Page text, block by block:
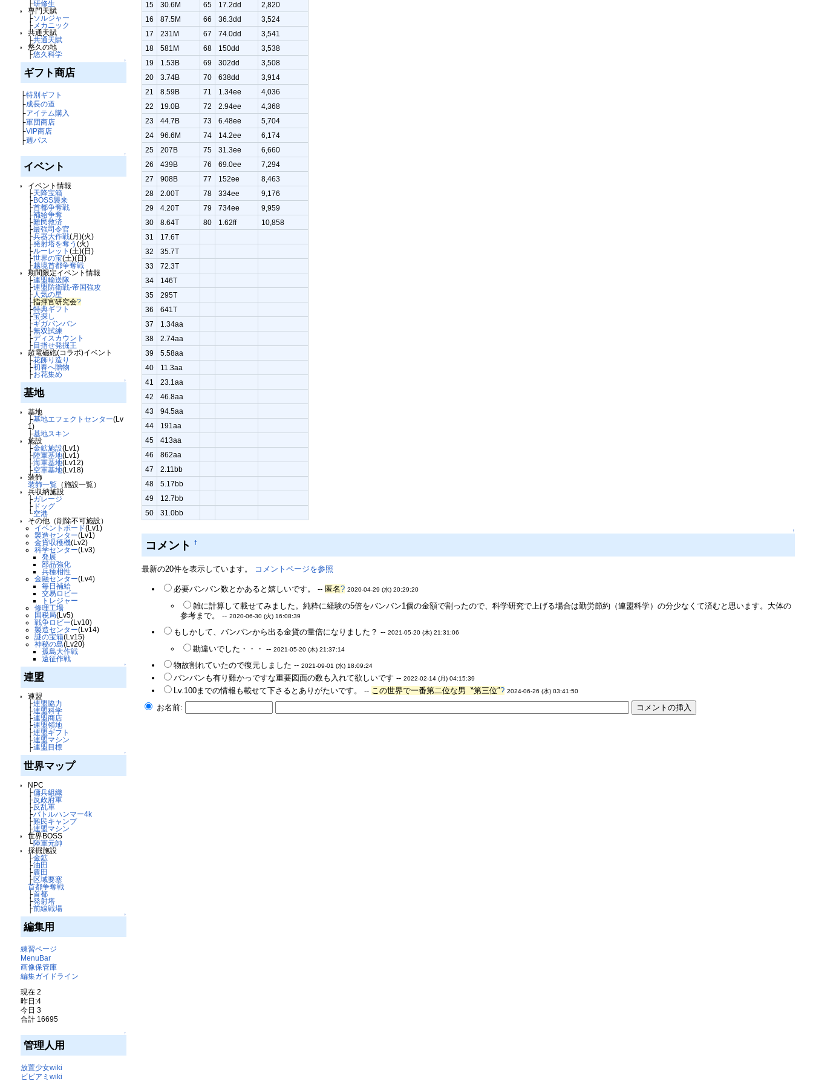
├研修生
専門天賦
├ソルジャー
├メカニック
共通天賦
├共通天賦
悠久の地
├悠久科学
↑
ギフト商店
├特別ギフト
├成長の道
├アイテム購入
├軍団商店
├VIP商店
├週パス
↑
イベント
イベント情報
├天降宝箱
├BOSS襲来
├首都争奪戦
├補給争奪
├難民救済
├最強司令官
├兵器大作戦(月)(火)
├発射塔を奪う (火)
├ルーレット (土)(日)
├世界の宝(土)(日)
├越境首都争奪戦
期間限定イベント情報
├連盟輸送隊
├連盟防衛戦-帝国強攻
├人気の星
├指揮官研究会?
├特典ギフト
├宝探し
├ギガバンバン
├無双試練
├ディスカウント
├目指せ発掘王
超電磁砲(コラボ)イベント
├花飾り造り
├初春へ贈物
├お花集め
↑
基地
基地
├基地エフェクトセンター(Lv
1)
├基地スキン
施設
├金鉱施設(Lv1)
├陸軍基地(Lv1)
├海軍基地(Lv12)
├空軍基地(Lv18)
装飾
装飾一覧（施設一覧）
兵収納施設
├ガレージ
├ドッグ
└空港
その他（削除不可施設）
イベントボード(Lv1)
製造センター(Lv1)
金貨収穫機(Lv2)
科学センター(Lv3)
発展
部品強化
兵種相性
金融センター(Lv4)
毎日補給
交易ロビー
トレジャー
修理工場
国税局(Lv5)
戦争ロビー(Lv10)
製造センター(Lv14)
謎の宝箱(Lv15)
神秘の島(Lv20)
孤島大作戦
遠征作戦
↑
連盟
連盟
├連盟協力
├連盟科学
├連盟商店
├連盟領地
├連盟ギフト
├連盟マシン
├連盟目標
↑
世界マップ
NPC
├傭兵組織
├反政府軍
├反乱軍
├バトルハンマー4k
├難民キャンプ
├連盟マシン
世界BOSS
└陸軍元帥
採掘施設
├金鉱
├油田
├農田
├区域要塞
首都争奪戦
├首都
├発射塔
├前線戦場
↑
編集用
練習ページ
MenuBar
画像保管庫
編集ガイドライン
現在 2
昨日:4
今日 3
合計 16695
↑
管理人用
放置少女wiki
ビビアミwiki
15
30.6M 65 17.2dd
2,820
16
87.5M 66 36.3dd
3,524
17
231M 67 74.0dd
3,541
18
581M 68 150dd
3,538
19
1.53B 69 302dd
3,508
20
3.74B 70 638dd
3,914
21
8.59B 71 1.34ee
4,036
22
19.0B 72 2.94ee
4,368
23
44.7B 73 6.48ee
5,704
24
96.6M 74 14.2ee
6,174
25
207B 75 31.3ee
6,660
26
439B 76 69.0ee
7,294
27
908B 77 152ee
8,463
28
2.00T 78 334ee
9,176
29
4.20T 79 734ee
9,959
30
8.64T 80 1.62ff
10,858
31
17.6T
32
35.7T
33
72.3T
34
146T
35
295T
36
641T
37
1.34aa
38
2.74aa
39
5.58aa
40
11.3aa
41
23.1aa
42
46.8aa
43
94.5aa
44
191aa
45
413aa
46
862aa
47
2.11bb
48
5.17bb
49
12.7bb
50
31.0bb
↑
コメント†
最新の20件を表示しています。 コメントページを参照
必要バンバン数とかあると嬉しいです。 -- 匿名? 2020-04-29 (水) 20:29:20
雑に計算して載せてみました。純粋に経験の5倍をバンバン1個の金額で割ったので、科学研究で上げる場合は勤労節約（連盟科学）の分少なくて済むと思います。大体の
参考まで。 --2020-06-30 (火) 16:08:39
もしかして、バンバンから出る金貨の量倍になりました？ --2021-05-20 (木) 21:31:06
勘違いでした・・・ --2021-05-20 (木) 21:37:14
物故割れていたので復元しました --2021-09-01 (水) 18:09:24
バンバンも有り難かっですな重要図面の数も入れて欲しいです --2022-02-14 (月) 04:15:39
Lv.100までの情報も載せて下さるとありがたいです。 -- この世界で一番第二位な男〝第三位″? 2024-06-26 (水) 03:41:50
お名前: